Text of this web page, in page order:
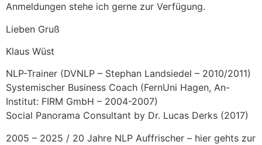
Anmeldungen stehe ich gerne zur Verfügung.
Lieben Gruß
Klaus Wüst
NLP-Trainer (DVNLP – Stephan Landsiedel – 2010/2011)
Systemischer Business Coach (FernUni Hagen, An-
Institut: FIRM GmbH – 2004-2007)
Social Panorama Consultant by Dr. Lucas Derks (2017)
2005 – 2025 / 20 Jahre NLP Auffrischer – hier gehts zur